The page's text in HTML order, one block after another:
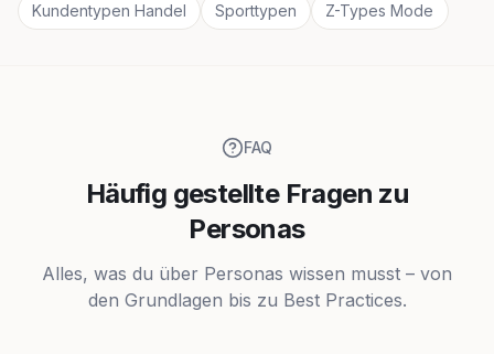
Kundentypen Handel
Sporttypen Z-Types Mode
FAQ
Häufig gestellte Fragen zu
Personas
Alles, was du über Personas wissen musst – von
den Grundlagen bis zu Best Practices.